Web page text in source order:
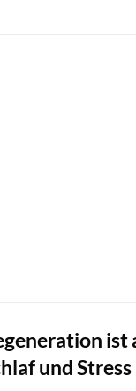
ist
und Stress